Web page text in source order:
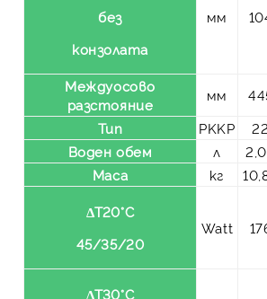
без
конзолата
мм
Междуосово
разстояние
мм
Тип
PKKP 22
Воден обем
л
Маса
кг
ΔT20°C
45/35/20
Watt
ΔT30°C